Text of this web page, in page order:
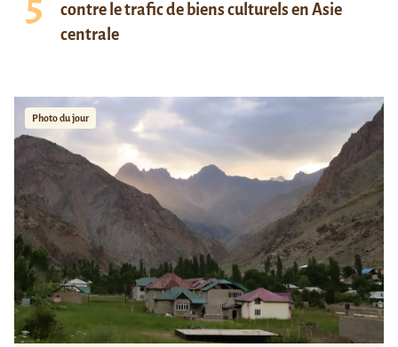
contre le trafic de biens culturels en Asie
centrale
Photo du jour